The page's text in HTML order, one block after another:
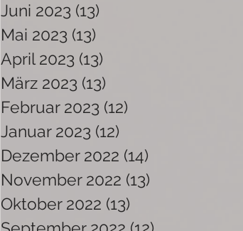
Juni 2023 (13)
Mai 2023 (13)
April 2023 (13)
März 2023 (13)
Februar 2023 (12)
Januar 2023 (12)
Dezember 2022 (14)
November 2022 (13)
Oktober 2022 (13)